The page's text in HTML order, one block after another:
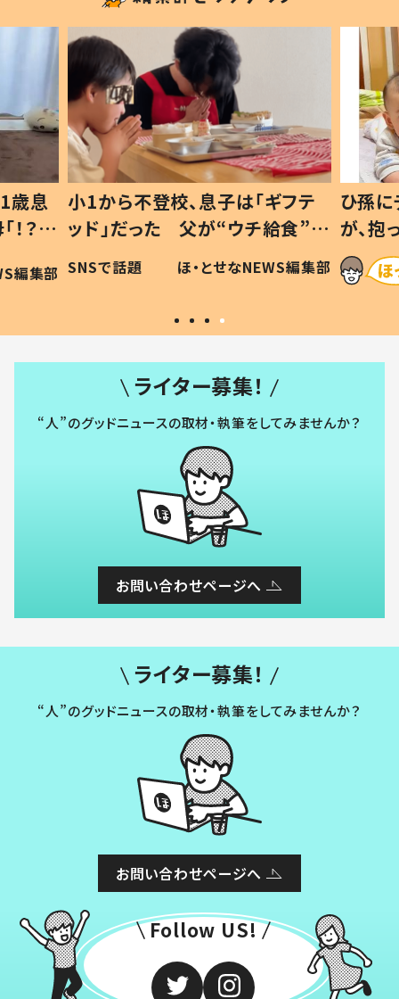
歳息
？」
編集部
小1から不登校、息子は「ギフテ
ッド」だった 父が“ウチ給食”を
作り続ける理由とは #令和の親
#令和の子
SNSで話題 ほ・とせなNEWS編集部
ひ孫
が、
「涙が
い」
ライター募集！
“人”のグッドニュースの取材・執筆をしてみませんか？
お問い合わせページへ
ライター募集！
“人”のグッドニュースの取材・執筆をしてみませんか？
お問い合わせページへ
Follow US!